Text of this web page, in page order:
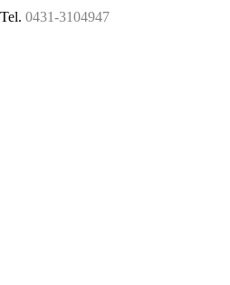
Tel. 0431-3104947